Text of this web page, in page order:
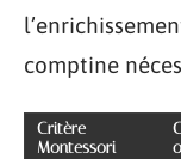
comptine
Critère
Montessori